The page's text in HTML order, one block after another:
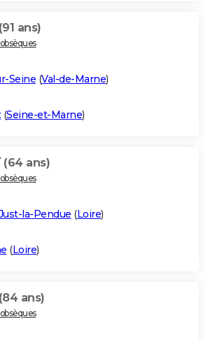
(91 ans)
Seine (Val-de-Marne)
(Seine-et-Marne)
(64 ans)
la-Pendue (Loire)
(Loire)
(84 ans)